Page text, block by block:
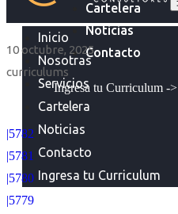
Cartelera
Noticias
Contacto
Ingresa tu Curriculum ->
Inicio
Nosotras
Servicios
Cartelera
Noticias
Contacto
Ingresa tu Curriculum
10 octubre, 2025
curriculums
|5782
|5781
|5780
|5779